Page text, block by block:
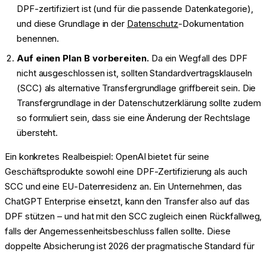
DPF-zertifiziert ist (und für die passende Datenkategorie),
und diese Grundlage in der Datenschutz-Dokumentation
benennen.
Auf einen Plan B vorbereiten.Da ein Wegfall des DPF
nicht ausgeschlossen ist, sollten Standardvertragsklauseln
(SCC) als alternative Transfergrundlage griffbereit sein. Die
Transfergrundlage in der Datenschutzerklärung sollte zudem
so formuliert sein, dass sie eine Änderung der Rechtslage
übersteht.
Ein konkretes Realbeispiel: OpenAI bietet für seine
Geschäftsprodukte sowohl eine DPF-Zertifizierung als auch
SCC und eine EU-Datenresidenz an. Ein Unternehmen, das
ChatGPT Enterprise einsetzt, kann den Transfer also auf das
DPF stützen – und hat mit den SCC zugleich einen Rückfallweg,
falls der Angemessenheitsbeschluss fallen sollte. Diese
doppelte Absicherung ist 2026 der pragmatische Standard für